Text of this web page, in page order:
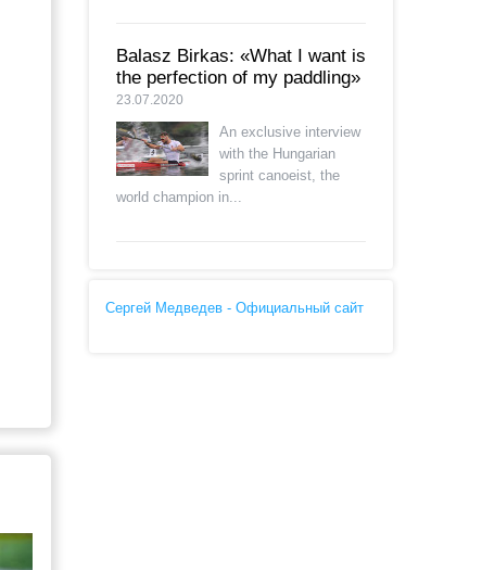
Balasz Birkas: «What I want is
the perfection of my paddling»
23.07.2020
An exclusive interview
with the Hungarian
sprint canoeist, the
world champion in...
Сергей Медведев - Официальный сайт